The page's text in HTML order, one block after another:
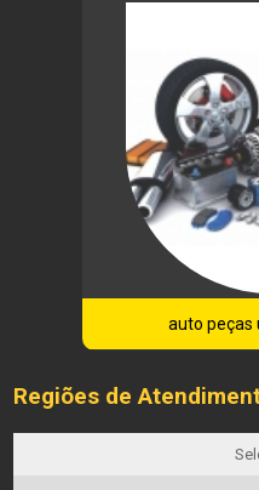
auto peças
Regiões de